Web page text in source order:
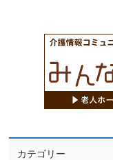
カテゴリー